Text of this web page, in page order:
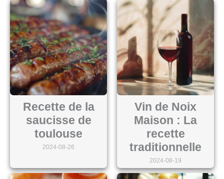
Recette de la
saucisse de
toulouse
2024-08-26
Vin de Noix
Maison : La
recette
traditionnelle
2024-08-19